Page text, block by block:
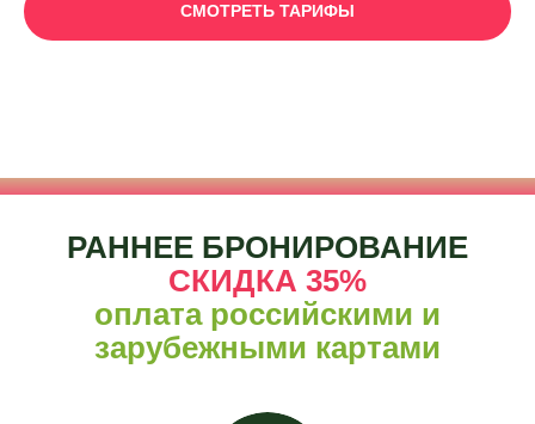
СМОТРЕТЬ ТАРИФЫ
РАННЕЕ БРОНИРОВАНИЕ
СКИДКА 35%
оплата российскими и
зарубежными картами